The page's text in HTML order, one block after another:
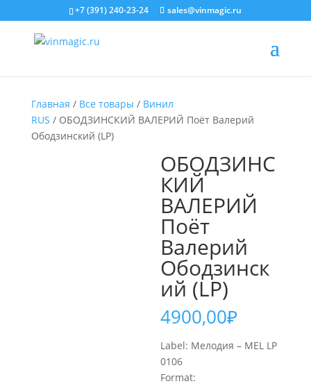
+7 (391) 240-23-24 sales@vinmagic.ru
Главная / Все товары / Винил
RUS / ОБОДЗИНСКИЙ ВАЛЕРИЙ Поёт Валерий
Ободзинский (LP)
ОБОДЗИНС
КИЙ
ВАЛЕРИЙ
Поёт
Валерий
Ободзинск
ий (LP)
4900,00₽
Label: Мелодия – MEL LP
0106
Format: